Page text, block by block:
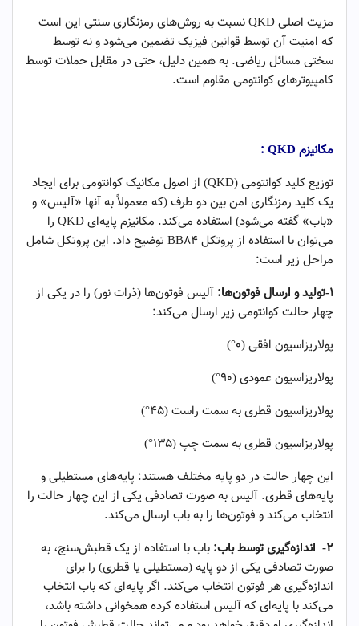
مزیت اصلی QKD نسبت به روش‌های رمزنگاری سنتی این است
که امنیت آن توسط قوانین فیزیک تضمین می‌شود و نه توسط
سختی مسائل ریاضی. به همین دلیل، حتی در مقابل حملات توسط
کامپیوترهای کوانتومی مقاوم است.
مکانیزم QKD
:
توزیع کلید کوانتومی (QKD) از اصول مکانیک کوانتومی برای ایجاد
یک کلید رمزنگاری امن بین دو طرف (که معمولاً به آنها «آلیس» و
«باب» گفته می‌شود) استفاده می‌کند. مکانیزم پایه‌ای QKD را
می‌توان با استفاده از پروتکل BB84 توضیح داد. این پروتکل شامل
مراحل زیر است:
۱-تولید و ارسال فوتون‌ها:
آلیس فوتون‌ها (ذرات نور) را در یکی از
چهار حالت کوانتومی زیر ارسال می‌کند:
پولاریزاسیون افقی (۰°)
پولاریزاسیون عمودی (۹۰°)
پولاریزاسیون قطری به سمت راست (۴۵°)
پولاریزاسیون قطری به سمت چپ (۱۳۵°)
این چهار حالت در دو پایه مختلف هستند: پایه‌های مستطیلی و
پایه‌های قطری. آلیس به صورت تصادفی یکی از این چهار حالت را
انتخاب می‌کند و فوتون‌ها را به باب ارسال می‌کند.
۲-
اندازه‌گیری توسط باب: باب با استفاده از یک قطبش‌سنج، به
صورت تصادفی یکی از دو پایه (مستطیلی یا قطری) را برای
اندازه‌گیری هر فوتون انتخاب می‌کند. اگر پایه‌ای که باب انتخاب
می‌کند با پایه‌ای که آلیس استفاده کرده همخوانی داشته باشد،